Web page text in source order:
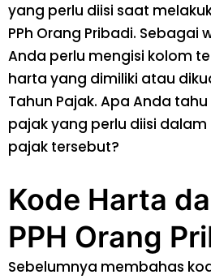
yang perlu diisi saat
PPh Orang Pribadi. Sebagai
Anda perlu mengisi kolom
harta yang dimiliki atau
Tahun Pajak. Apa Anda
pajak yang perlu diisi
pajak tersebut?
Kode Harta
PPH Orang
Sebelumnya membahas